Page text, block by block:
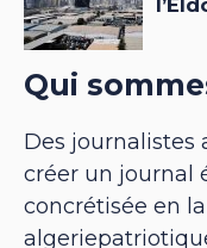
Qui
Des journalistes
créer un journal
concrétisée en